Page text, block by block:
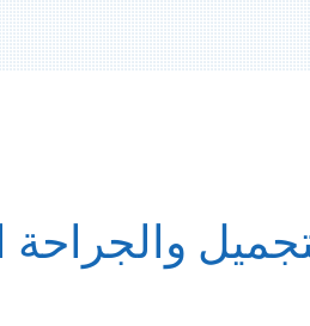
والجراحة